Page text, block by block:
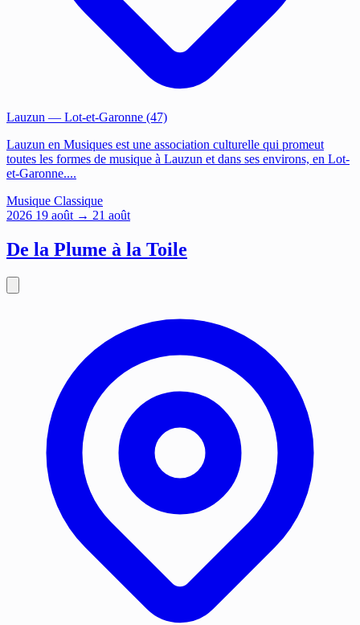
Lauzun — Lot-et-Garonne (47)
Lauzun en Musiques est une association culturelle qui promeut
toutes les formes de musique à Lauzun et dans ses environs, en Lot-
et-Garonne....
Musique Classique
2026 19 août → 21 août
De la Plume à la Toile